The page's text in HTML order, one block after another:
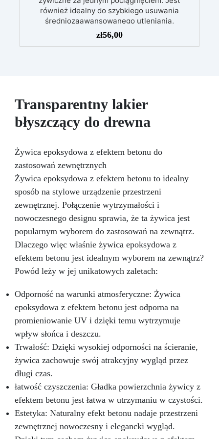
również idealny do szybkiego usuwania
średniozaawansowanego utleniania,
delikatnych zadrapań, skaz i innych drobnych
defektów na żywicznej powierzchni. Ten krem
więcej trudności.
zł56,00
Transparentny lakier
błyszczący do drewna
Żywica epoksydowa z efektem betonu do
zastosowań zewnętrznych
Żywica epoksydowa z efektem betonu to idealny
sposób na stylowe urządzenie przestrzeni
zewnętrznej. Połączenie wytrzymałości i
nowoczesnego designu sprawia, że ta żywica jest
popularnym wyborem do zastosowań na zewnątrz.
Dlaczego więc właśnie żywica epoksydowa z
efektem betonu jest idealnym wyborem na zewnątrz?
Powód leży w jej unikatowych zaletach:
Odporność na warunki atmosferyczne: Żywica
epoksydowa z efektem betonu jest odporna na
promieniowanie UV i dzięki temu wytrzymuje
wpływ słońca i deszczu.
Trwałość: Dzięki wysokiej odporności na ścieranie,
żywica zachowuje swój atrakcyjny wygląd przez
długi czas.
łatwość czyszczenia: Gładka powierzchnia żywicy z
efektem betonu jest łatwa w utrzymaniu w czystości.
Estetyka: Naturalny efekt betonu nadaje przestrzeni
zewnętrznej nowoczesny i elegancki wygląd.